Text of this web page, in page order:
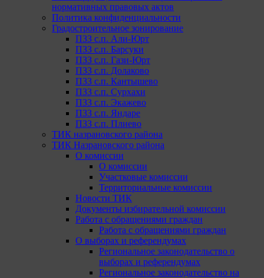
нормативных правовых актов
Политика конфиденциальности
Градостроительное зонирование
ПЗЗ с.п. Али-Юрт
ПЗЗ с.п. Барсуки
ПЗЗ с.п. Гази-Юрт
ПЗЗ с.п. Долаково
ПЗЗ с.п. Кантышево
ПЗЗ с.п. Сурхахи
ПЗЗ с.п. Экажево
ПЗЗ с.п. Яндаре
ПЗЗ с.п. Плиево
ТИК назрановского района
ТИК Назрановского района
О комиссии
О комиссии
Участковые комиссии
Территориальные комиссии
Новости ТИК
Документы избирательной комиссии
Работа с обращениями граждан
Работа с обращениями граждан
О выборах и референдумах
Региональное законодательство о
выборах и референдумах
Региональное законодательство на